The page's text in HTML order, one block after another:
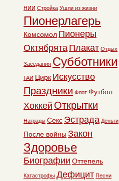
НИИ Стройка Ушли из жизни
Пионерлагерь
Комсомол Пионеры
Октябрята Плакат Отдых
Заседания Субботники
ГАИ Цирк Искусство
Праздники Флот Футбол
Хоккей Открытки
Награды Секс Эстрада Деньги
После войны Закон
Здоровье
Биографии Оттепель
Катастрофы Дефицит Песни